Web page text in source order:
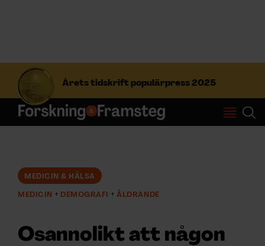
Årets tidskrift populärpress 2025
S
f
t
Prenumerera
ÄMNEN
MEDICIN & HÄLSA
MEDICIN DEMOGRAFI ÅLDRANDE
Osannolikt att någon